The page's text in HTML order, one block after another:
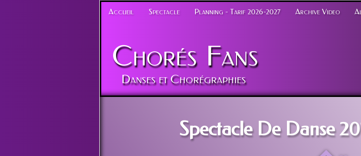
Accueil Spectacle Planning - Tarif 2026-2027 Archive Video
Chorés Fans
Danses et Chorégraphies
Spectacle De Danse